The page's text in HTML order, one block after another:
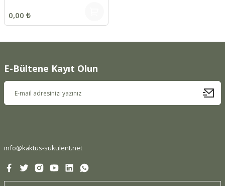
0,00 ₺
E-Bültene Kayıt Olun
info@kaktus-sukulent.net